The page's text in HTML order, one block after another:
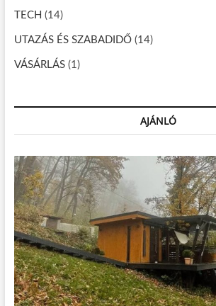
TECH (14)
UTAZÁS ÉS SZABADIDŐ(14)
VÁSÁRLÁS(1)
AJÁNLÓ